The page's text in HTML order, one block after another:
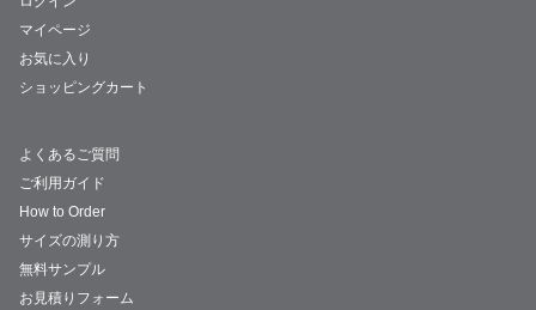
マイページ
お気に入り
ショッピングカート
よくあるご質問
ご利用ガイド
How to Order
サイズの測り方
無料サンプル
お見積りフォーム